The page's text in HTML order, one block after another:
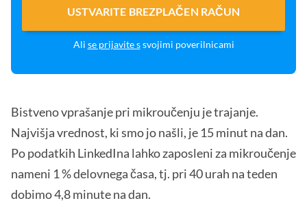
USTVARITE BREZPLAČEN RAČUN
Ali se prijavite ssvojimi poverilnicami
Bistveno vprašanje pri mikroučenju je trajanje.
Najvišja vrednost, ki smo jo našli, je 15 minut na dan.
Po podatkih LinkedIna lahko zaposleni za mikroučenje
nameni 1 % delovnega časa, tj. pri 40 urah na teden
dobimo 4,8 minute na dan.